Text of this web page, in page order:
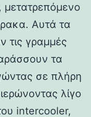
Αυτά τα
τις γραμμές
τα
σε πλήρη
λίγο
intercooler,